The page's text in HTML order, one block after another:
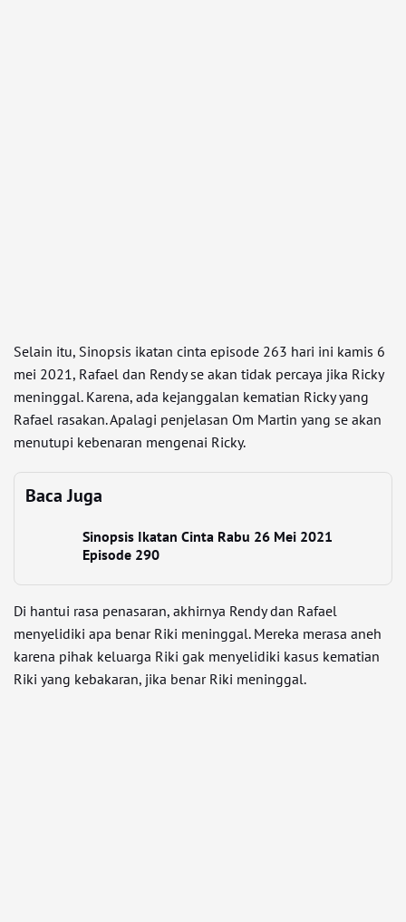
Selain itu, Sinopsis ikatan cinta episode 263 hari ini kamis 6
mei 2021, Rafael dan Rendy se akan tidak percaya jika Ricky
meninggal. Karena, ada kejanggalan kematian Ricky yang
Rafael rasakan. Apalagi penjelasan Om Martin yang se akan
menutupi kebenaran mengenai Ricky.
Baca Juga
Sinopsis Ikatan Cinta Rabu 26 Mei 2021
Episode 290
Di hantui rasa penasaran, akhirnya Rendy dan Rafael
menyelidiki apa benar Riki meninggal. Mereka merasa aneh
karena pihak keluarga Riki gak menyelidiki kasus kematian
Riki yang kebakaran, jika benar Riki meninggal.